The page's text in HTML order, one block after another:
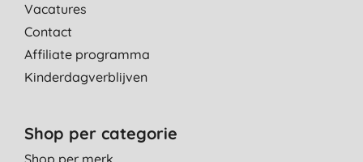
Vacatures
Contact
Affiliate programma
Kinderdagverblijven
Shop per categorie
Shop per merk